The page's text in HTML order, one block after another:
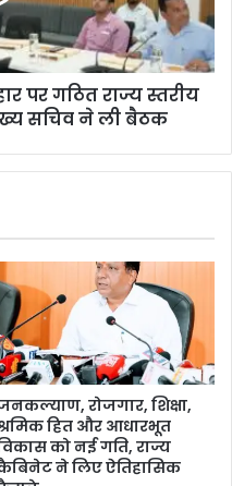
पर गठित राज्य स्तरीय
सचिव ने ली बैठक
रोजगार, शिक्षा,
हित और आधारभूत
को नई गति, राज्य
ने लिए ऐतिहासिक